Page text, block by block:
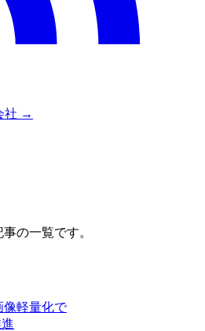
社 →
の一覧です。
像軽量化で